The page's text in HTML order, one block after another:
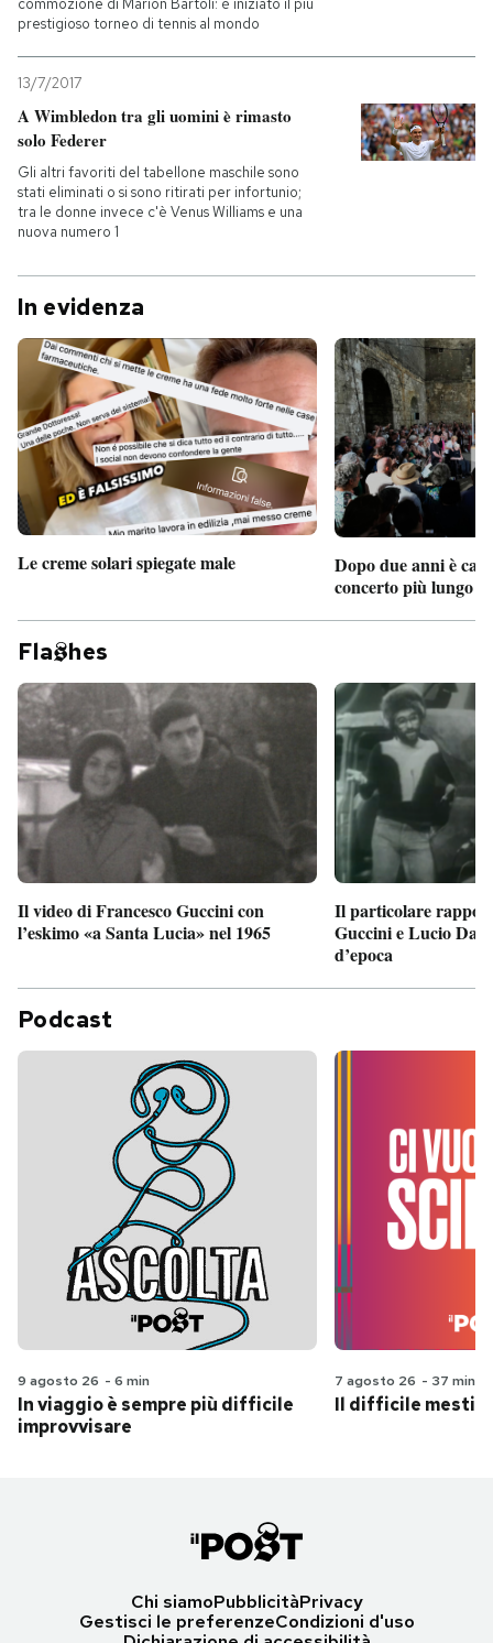
commozione di Marion Bartoli: è iniziato il più
prestigioso torneo di tennis al mondo
13/7/2017
A Wimbledon tra gli uomini è rimasto
solo Federer
Gli altri favoriti del tabellone maschile sono
stati eliminati o si sono ritirati per infortunio;
tra le donne invece c'è Venus Williams e una
nuova numero 1
In evidenza
Le creme solari spiegate male
Dopo due anni è
concerto più lungo
Fla hes
Il video di Francesco Guccini con
l’eskimo «a Santa Lucia» nel 1965
Il particolare
Guccini e Lucio
d’epoca
Podcast
9 agosto 26 - 6 min
In viaggio è sempre più difficile
improvvisare
7 agosto 26 - 37 min
Il difficile
Chi siamoPubblicitàPrivacy
Gestisci le preferenzeCondizioni d'uso